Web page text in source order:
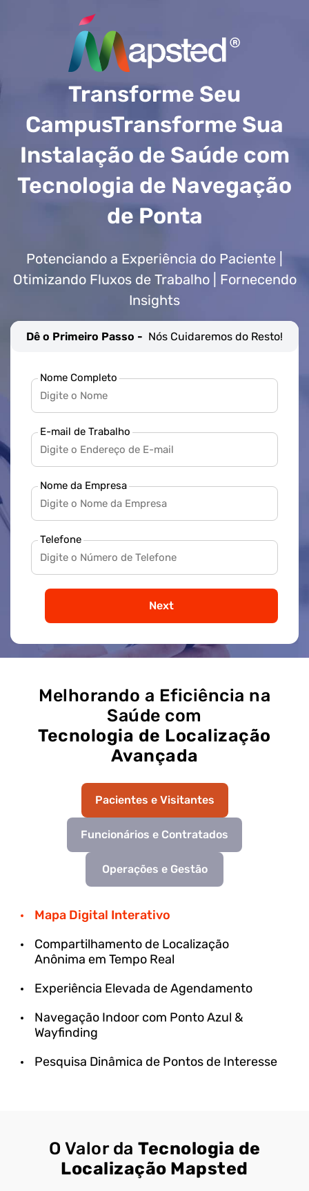
Transforme Seu
CampusTransforme Sua
Instalação de Saúde com
Tecnologia de Navegação
de Ponta
Potenciando a Experiência do Paciente |
Otimizando Fluxos de Trabalho | Fornecendo
Insights
Dê o Primeiro Passo - Nós Cuidaremos do Resto!
Nome Completo
E-mail de Trabalho
Nome da Empresa
Telefone
Next
Melhorando a Eficiência na
Saúde com
Tecnologia de Localização
Avançada
Pacientes e Visitantes
Funcionários e Contratados
Operações e Gestão
Mapa Digital Interativo
Compartilhamento de Localização
Anônima em Tempo Real
Experiência Elevada de Agendamento
Navegação Indoor com Ponto Azul &
Wayfinding
Pesquisa Dinâmica de Pontos de Interesse
O Valor da Tecnologia de
Localização Mapsted